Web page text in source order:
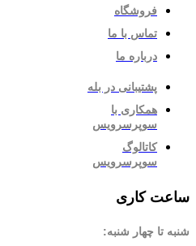
فروشگاه
تماس با ما
درباره ما
پشتیبانی در بله
همکاری با
سوپرسرویس
کاتالوگ
سوپرسرویس
ساعت کاری
شنبه تا چهار شنبه: